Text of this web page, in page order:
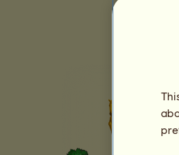
поколения